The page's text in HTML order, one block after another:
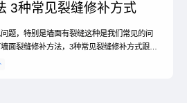
3种常见裂缝修补方式
题，特别是墙面有裂缝这种是我们常见的问
面裂缝修补方法，3种常见裂缝修补方式跟着